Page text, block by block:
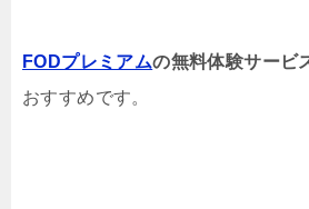
FODプレミアムの無料体験サービ
おすすめです。